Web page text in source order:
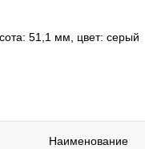
51,1 мм, цвет: cерый
Наименование